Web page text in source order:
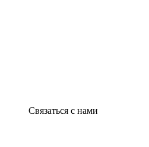
Связаться с нами